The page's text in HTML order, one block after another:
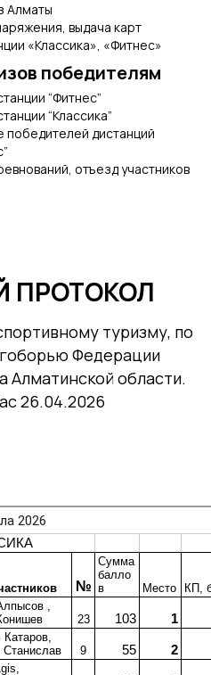
Алматы
выдача карт
«Классика», «Фитнес»
победителям
“Фитнес”
“Классика”
победителей дистанций
отъезд участников
ПРОТОКОЛ
туризму, по
Федерации
Алматинской области.
26.04.2026